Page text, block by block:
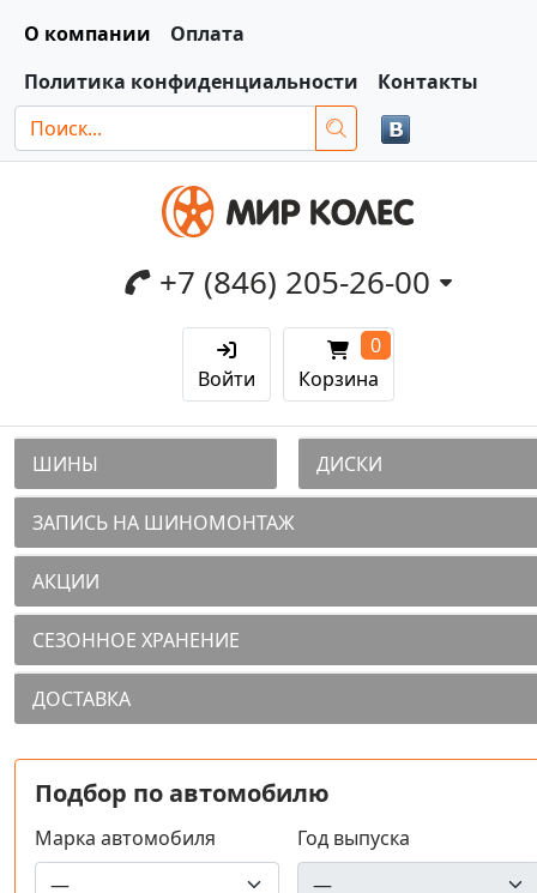
О компании
Оплата
Политика конфиденциальности
Контакты
+7 (846) 205-26-00
Войти Корзина
0
ШИНЫ ДИСКИ
ЗАПИСЬ НА ШИНОМОНТАЖ
АКЦИИ
СЕЗОННОЕ ХРАНЕНИЕ
ДОСТАВКА
Подбор по автомобилю
Марка автомобиля Год выпуска